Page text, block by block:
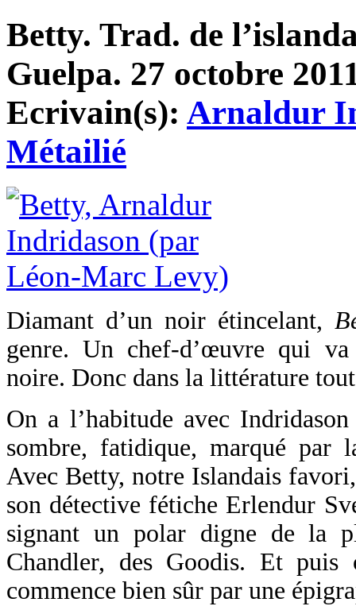
Betty. Trad. de
Guelpa. 27 octobre
Ecrivain(s): Arnaldur
Métailié
Diamant d’un noir étincelant,
genre. Un chef-d’œuvre qui
noire. Donc dans la littérature
On a l’habitude avec
sombre, fatidique, marqué par
Avec Betty, notre Islandais
son détective fétiche Erlendur
signant un polar digne de la
Chandler, des Goodis. Et puis
commence bien sûr par une